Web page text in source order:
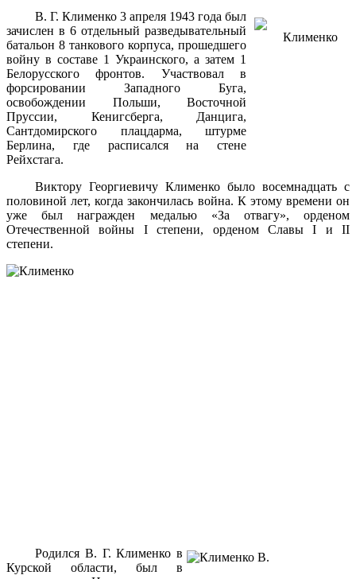
В. Г. Клименко 3 апреля 1943 года был
зачислен в 6 отдельный разведывательный
батальон 8 танкового корпуса, прошедшего
войну в составе 1 Украинского, а затем 1
Белорусского фронтов. Участвовал в
форсировании Западного Буга,
освобождении Польши, Восточной
Пруссии, Кенигсберга, Данцига,
Сантдомирского плацдарма, штурме
Берлина, где расписался на стене
Рейхстага.
Виктору Георгиевичу Клименко было восемнадцать с
половиной лет, когда закончилась война. К этому времени он
уже был награжден медалью «За отвагу», орденом
Отечественной войны I степени, орденом Славы I и II
степени.
Родился В. Г. Клименко в
Курской области, был в